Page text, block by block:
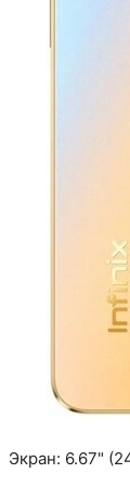
Экран: 6.67"